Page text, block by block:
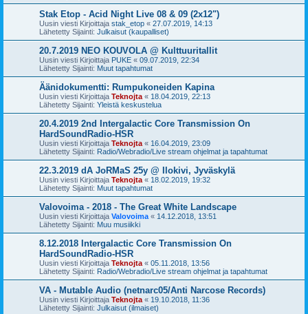
Stak Etop - Acid Night Live 08 & 09 (2x12")
Uusin viesti Kirjoittaja stak_etop « 27.07.2019, 14:13
Lähetetty Sijainti: Julkaisut (kaupalliset)
20.7.2019 NEO KOUVOLA @ Kulttuuritallit
Uusin viesti Kirjoittaja PUKE « 09.07.2019, 22:34
Lähetetty Sijainti: Muut tapahtumat
Äänidokumentti: Rumpukoneiden Kapina
Uusin viesti Kirjoittaja Teknojta « 18.04.2019, 22:13
Lähetetty Sijainti: Yleistä keskustelua
20.4.2019 2nd Intergalactic Core Transmission On
HardSoundRadio-HSR
Uusin viesti Kirjoittaja Teknojta « 16.04.2019, 23:09
Lähetetty Sijainti: Radio/Webradio/Live stream ohjelmat ja tapahtumat
22.3.2019 dA JoRMaS 25y @ Ilokivi, Jyväskylä
Uusin viesti Kirjoittaja Teknojta « 18.02.2019, 19:32
Lähetetty Sijainti: Muut tapahtumat
Valovoima - 2018 - The Great White Landscape
Uusin viesti Kirjoittaja Valovoima « 14.12.2018, 13:51
Lähetetty Sijainti: Muu musiikki
8.12.2018 Intergalactic Core Transmission On
HardSoundRadio-HSR
Uusin viesti Kirjoittaja Teknojta « 05.11.2018, 13:56
Lähetetty Sijainti: Radio/Webradio/Live stream ohjelmat ja tapahtumat
VA - Mutable Audio (netnarc05/Anti Narcose Records)
Uusin viesti Kirjoittaja Teknojta « 19.10.2018, 11:36
Lähetetty Sijainti: Julkaisut (ilmaiset)